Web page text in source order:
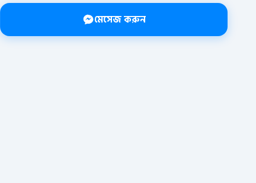
মেসেজ করুন